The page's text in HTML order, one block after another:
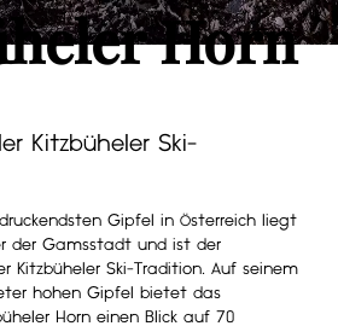
Horn
Kitzbüheler Ski-
Gipfel in Österreich liegt
der Gamsstadt und ist der
Kitzbüheler Ski-Tradition. Auf seinem
hohen Gipfel bietet das
Horn einen Blick auf 70